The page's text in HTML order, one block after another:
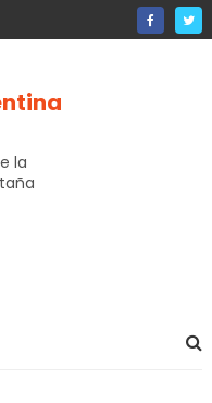
la